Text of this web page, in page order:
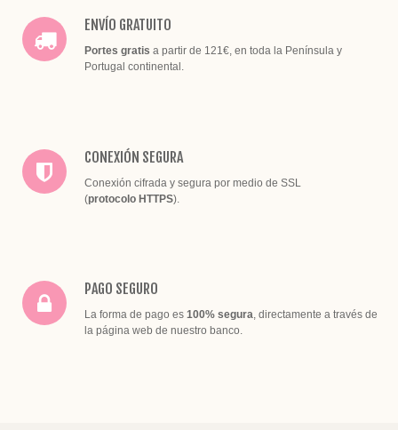
ENVÍO GRATUITO
Portes gratis a partir de 121€, en toda la Península y
Portugal continental.
CONEXIÓN SEGURA
Conexión cifrada y segura por medio de SSL
(protocolo HTTPS).
PAGO SEGURO
La forma de pago es 100% segura, directamente a través de
la página web de nuestro banco.